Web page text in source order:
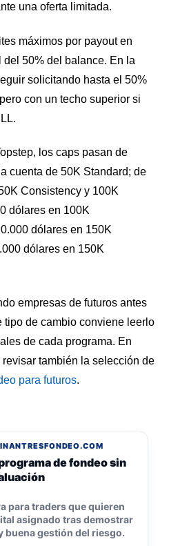
una oferta limitada.
máximos por payout en
50% del balance. En la
solicitando hasta el 50%
con un techo superior si
los caps pasan de
cuenta de 50K Standard; de
Consistency y 100K
dólares en 100K
dólares en 150K
dólares en 150K
empresas de futuros antes
tipo de cambio conviene leerlo
de cada programa. En
también la selección de
para futuros.
de fondeo sin
para traders que quieren
asignado tras demostrar
buena gestión del riesgo.